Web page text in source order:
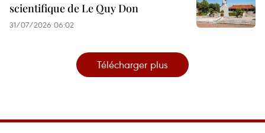
scientifique de Le Quy Don
31/07/2026 06:02
Télécharger plus